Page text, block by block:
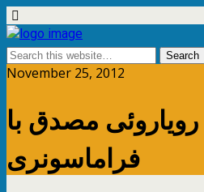
November 25, 2012
مصدق با
فراماسونری